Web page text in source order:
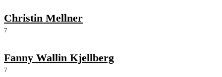
Christin Mellner
7
Fanny Wallin Kjellberg
7